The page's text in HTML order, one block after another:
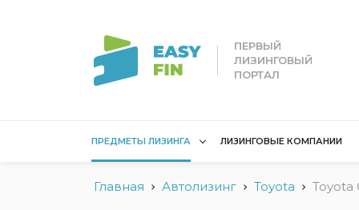
ПЕРВЫЙ
ЛИЗИНГОВЫЙ
ПОРТАЛ
ПРЕДМЕТЫ ЛИЗИНГА
Лизинг для
Лизинг
ЛИЗИНГОВЫЕ КОМПАНИИ
Главная Автолизинг Toyota Toyota